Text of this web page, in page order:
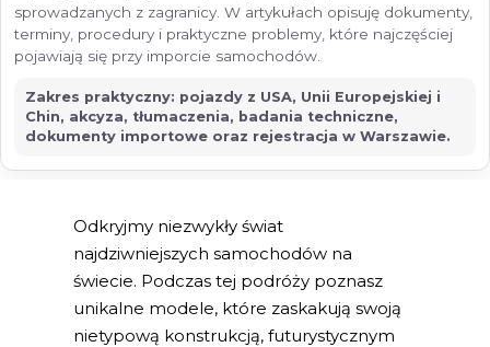
Odkryjmy niezwykły świat
najdziwniejszych samochodów na
świecie. Podczas tej podróży poznasz
unikalne modele, które zaskakują swoją
nietypową konstrukcją, futurystycznym
sprowadzanych z zagranicy. W artykułach opisuję dokumenty,
terminy, procedury i praktyczne problemy, które najczęściej
pojawiają się przy imporcie samochodów.
Zakres praktyczny: pojazdy z USA, Unii Europejskiej i
Chin, akcyza, tłumaczenia, badania techniczne,
dokumenty importowe oraz rejestracja w Warszawie.